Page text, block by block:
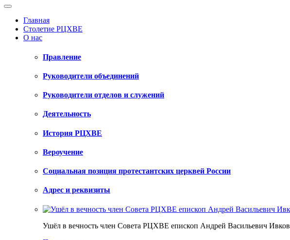
Главная
Столетие РЦХВЕ
О нас
Правление
Руководители объединений
Руководители отделов и служений
Деятельность
История РЦХВЕ
Вероучение
Социальная позиция протестантских церквей России
Адрес и реквизиты
Ушёл в вечность член Совета РЦХВЕ епископ Андрей Васильевич Ивков